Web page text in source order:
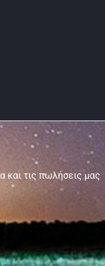
και τις πωλήσεις μας